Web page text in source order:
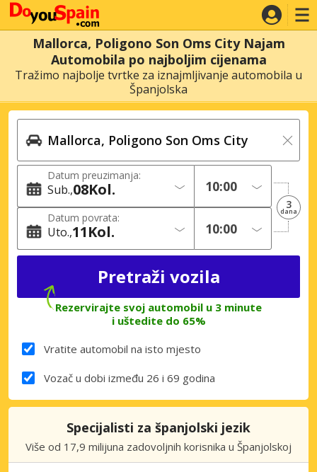
Mallorca, Poligono Son Oms City Najam
Automobila po najboljim cijenama
Tražimo najbolje tvrtke za iznajmljivanje automobila u
Španjolska
Datum preuzimanja:
Sub. 08Kol.
Datum povrata:
Uto. 11Kol.
3
dana
Rezervirajte svoj automobil u 3 minute
i uštedite do 65%
Vratite automobil na isto mjesto
Vozač u dobi između 26 i 69 godina
Specijalisti za španjolski jezik
Više od 17,9 milijuna zadovoljnih korisnika u Španjolskoj